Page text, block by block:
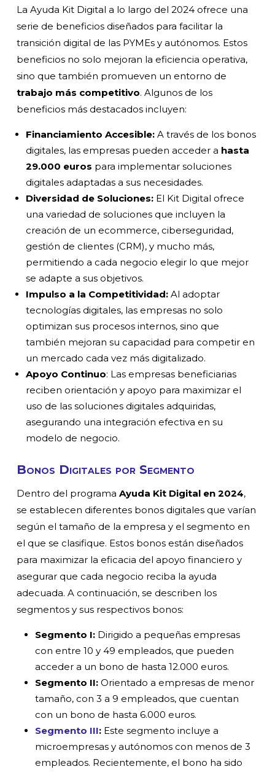
La Ayuda Kit Digital a lo largo del 2024 ofrece una
serie de beneficios diseñados para facilitar la
transición digital de las PYMEs y autónomos. Estos
beneficios no solo mejoran la eficiencia operativa,
sino que también promueven un entorno de
trabajo más competitivo. Algunos de los
beneficios más destacados incluyen:
Financiamiento Accesible: A través de los bonos
digitales, las empresas pueden acceder a hasta
29.000 euros para implementar soluciones
digitales adaptadas a sus necesidades.
Diversidad de Soluciones: El Kit Digital ofrece
una variedad de soluciones que incluyen la
creación de un ecommerce, ciberseguridad,
gestión de clientes (CRM), y mucho más,
permitiendo a cada negocio elegir lo que mejor
se adapte a sus objetivos.
Impulso a la Competitividad:Al adoptar
tecnologías digitales, las empresas no solo
optimizan sus procesos internos, sino que
también mejoran su capacidad para competir en
un mercado cada vez más digitalizado.
Apoyo Continuo: Las empresas beneficiarias
reciben orientación y apoyo para maximizar el
uso de las soluciones digitales adquiridas,
asegurando una integración efectiva en su
modelo de negocio.
Bonos Digitales por Segmento
Dentro del programaAyuda Kit Digital en 2024,
se establecen diferentes bonos digitales que varían
según el tamaño de la empresa y el segmento en
el que se clasifique. Estos bonos están diseñados
para maximizar la eficacia del apoyo financiero y
asegurar que cada negocio reciba la ayuda
adecuada. A continuación, se describen los
segmentos y sus respectivos bonos:
Segmento I: Dirigido a pequeñas empresas
con entre 10 y 49 empleados, que pueden
acceder a un bono de hasta 12.000 euros.
Segmento II: Orientado a empresas de menor
tamaño, con 3 a 9 empleados, que cuentan
con un bono de hasta 6.000 euros.
Segmento III: Este segmento incluye a
microempresas y autónomos con menos de 3
empleados. Recientemente, el bono ha sido